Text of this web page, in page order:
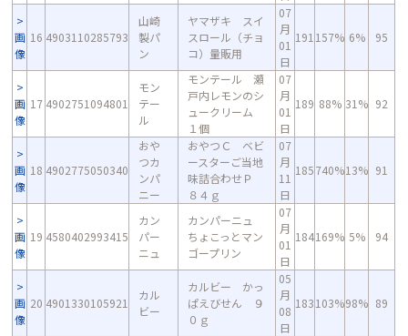
画
像
16 4903110285793
山崎
製パ
ン
ヤマザキ スイ
スロール（チョ
コ）量販用
07
月
01
日
191 157% 6% 95
画
像
17 4902751094801
モン
テー
ル
モンテール 瀬
戸内レモンのシ
ュークリーム
１個
07
月
01
日
189 88% 31% 92
画
像
18 4902775050340
おや
つカ
ンパ
ニー
おやつＣ ベビ
ースターご当地
味詰合わせＰ
８４ｇ
07
月
11
日
185740%13% 91
画
像
19 4580402993415
カン
パー
ニュ
カンパーニュ
ちょこっとマン
ゴープリン
07
月
01
日
184169% 5% 94
画
像
20 4901330105921
カル
ビー
カルビー かっ
ぱえびせん ９
０ｇ
05
月
08
日
183103%98% 89